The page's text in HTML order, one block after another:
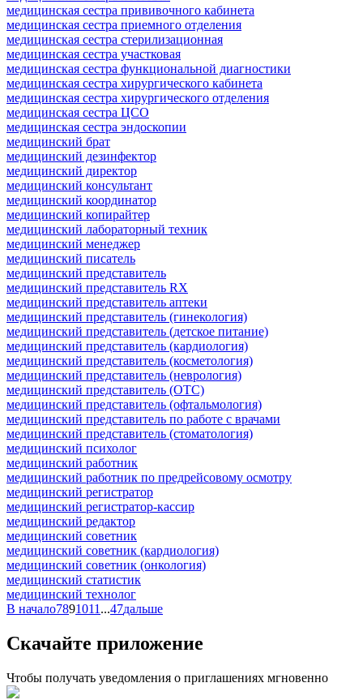
медицинская сестра прививочного кабинета
медицинская сестра приемного отделения
медицинская сестра стерилизационная
медицинская сестра участковая
медицинская сестра функциональной диагностики
медицинская сестра хирургического кабинета
медицинская сестра хирургического отделения
медицинская сестра ЦСО
медицинская сестра эндоскопии
медицинский брат
медицинский дезинфектор
медицинский директор
медицинский консультант
медицинский координатор
медицинский копирайтер
медицинский лабораторный техник
медицинский менеджер
медицинский писатель
медицинский представитель
медицинский представитель RX
медицинский представитель аптеки
медицинский представитель (гинекология)
медицинский представитель (детское питание)
медицинский представитель (кардиология)
медицинский представитель (косметология)
медицинский представитель (неврология)
медицинский представитель (ОТС)
медицинский представитель (офтальмология)
медицинский представитель по работе с врачами
медицинский представитель (стоматология)
медицинский психолог
медицинский работник
медицинский работник по предрейсовому осмотру
медицинский регистратор
медицинский регистратор-кассир
медицинский редактор
медицинский советник
медицинский советник (кардиология)
медицинский советник (онкология)
медицинский статистик
медицинский технолог
В начало7891011 ...47дальше
Скачайте приложение
Чтобы получать уведомления о приглашениях мгновенно